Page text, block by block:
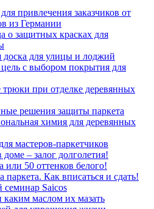
привлечения заказчиков от
из Германии
о защитных красках для
доска для улицы и лоджий
с выбором покрытия для
при отделке деревянных
решения защиты паркета
химия для деревянных
мастеров-паркетчиков
– залог долголетия!
или 50 оттенков белого!
паркета. Как вписаться и сдать!
Saicos
каким маслом их мазать